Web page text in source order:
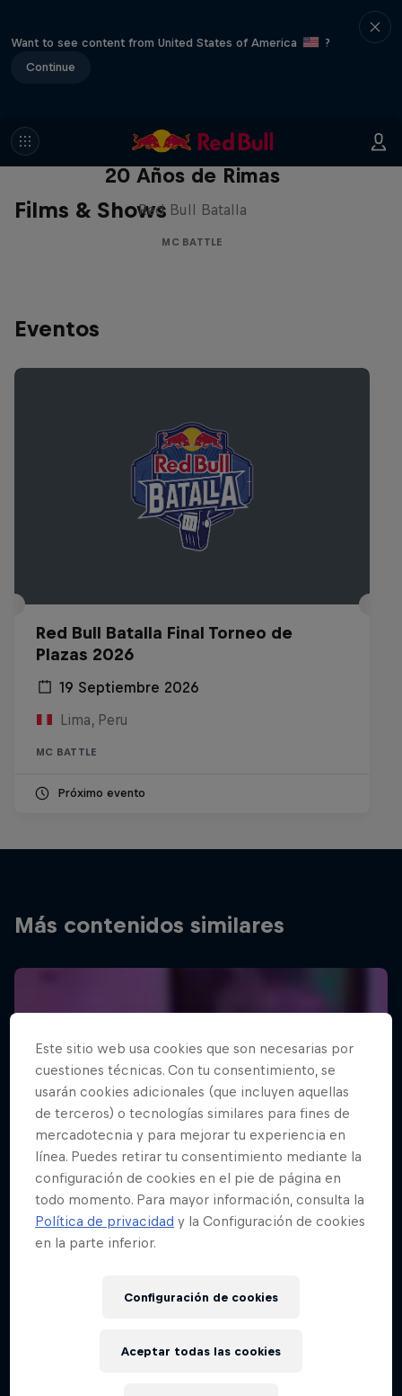
Want to see content from United States of America
?
Continue
Films & Shows
Red Bull Batalla Nueva Historia:
20 Años de Rimas
Red Bull Batalla
MC BATTLE
Eventos
Red Bull Batalla Final Torneo de
Plazas 2026
19 Septiembre 2026
Lima, Peru
MC BATTLE
Próximo evento
Más contenidos similares
Este sitio web usa cookies que son necesarias por
cuestiones técnicas. Con tu consentimiento, se
usarán cookies adicionales (que incluyen aquellas
de terceros) o tecnologías similares para fines de
mercadotecnia y para mejorar tu experiencia en
línea. Puedes retirar tu consentimiento mediante la
configuración de cookies en el pie de página en
todo momento. Para mayor información, consulta la
Política de privacidad y la Configuración de cookies
en la parte inferior.
Configuración de cookies
Aceptar todas las cookies